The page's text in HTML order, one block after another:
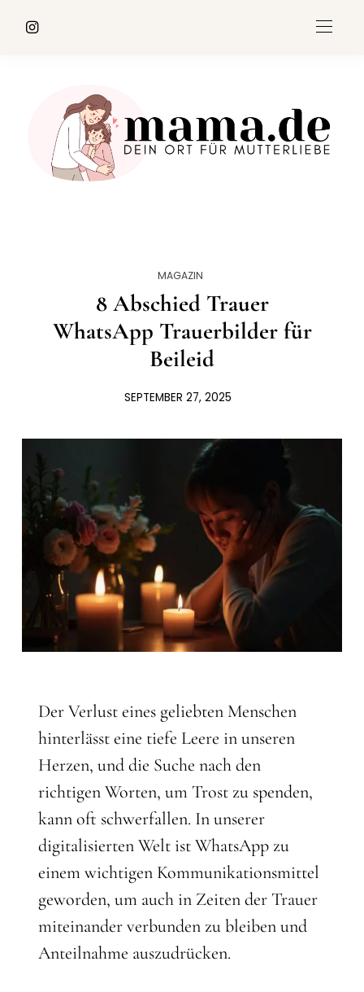
MAGAZIN
8 Abschied Trauer
WhatsApp Trauerbilder für
Beileid
SEPTEMBER 27, 2025
Der Verlust eines geliebten Menschen
hinterlässt eine tiefe Leere in unseren
Herzen, und die Suche nach den
richtigen Worten, um Trost zu spenden,
kann oft schwerfallen. In unserer
digitalisierten Welt ist WhatsApp zu
einem wichtigen Kommunikationsmittel
geworden, um auch in Zeiten der Trauer
miteinander verbunden zu bleiben und
Anteilnahme auszudrücken.